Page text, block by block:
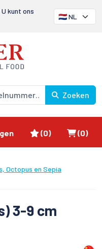
kunt ons
Zoeken
Favorieten
(0) (0)
Octopus en Sepia
3-9 cm